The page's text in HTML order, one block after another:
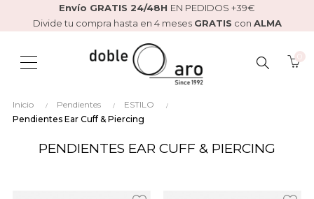
Envío GRATIS 24/48H EN PEDIDOS +39€
Divide tu compra hasta en 4 meses GRATIS con ALMA
BUSCAR
Inicio Pendientes
ESTILO
Pendientes Ear Cuff & Piercing
PENDIENTES EAR CUFF & PIERCING